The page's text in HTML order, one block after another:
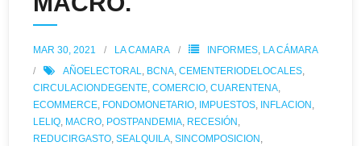
MAR 30, 2021 LA CAMARA INFORMES, LA CÁMARA
AÑOELECTORAL, BCNA, CEMENTERIODELOCALES,
CIRCULACIONDEGENTE, COMERCIO, CUARENTENA,
ECOMMERCE, FONDOMONETARIO, IMPUESTOS, INFLACION ,
LELIQ, MACRO, POSTPANDEMIA, RECESIÓN ,
REDUCIRGASTO, SEALQUILA, SINCOMPOSICION ,